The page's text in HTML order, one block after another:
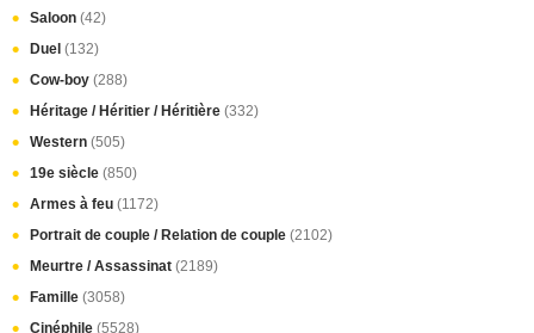
Saloon (42)
Duel (132)
Cow-boy (288)
Héritage / Héritier / Héritière (332)
Western (505)
19e siècle (850)
Armes à feu (1172)
Portrait de couple / Relation de couple (2102)
Meurtre / Assassinat (2189)
Famille (3058)
Cinéphile (5528)